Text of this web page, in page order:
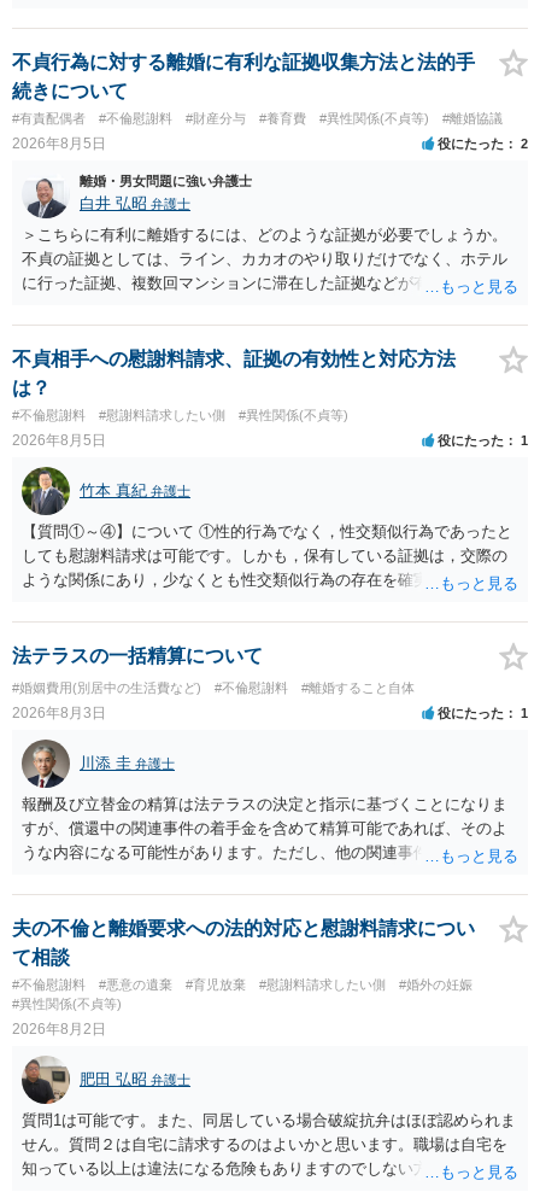
性も認められそうですので、あまり慰謝料は高額にならないように思
われます。 一度、最寄りの弁護士に相談してみてください。
不貞行為に対する離婚に有利な証拠収集方法と法的手
続きについて
#有責配偶者 #不倫慰謝料 #財産分与 #養育費 #異性関係(不貞等) #離婚協議
2026年8月5日 役にたった 2
離婚・男女問題に強い弁護士
白井 弘昭 弁護士
＞こちらに有利に離婚するには、どのような証拠が必要でしょうか。
不貞の証拠としては、ライン、カカオのやり取りだけでなく、ホテル
に行った証拠、複数回マンションに滞在した証拠などが有効です。 不
婚する、慰謝料をとるなど）ことができると思われます。 ただし、不
貞発覚後、長期間同居を続けると、不貞を許したとの評価につながる
場合がありますので、ご注意ください。 以上、ご参考まで。
不貞相手への慰謝料請求、証拠の有効性と対応方法
は？
#不倫慰謝料 #慰謝料請求したい側 #異性関係(不貞等)
2026年8月5日 役にたった 1
竹本 真紀 弁護士
【質問①～④】について ①性的行為でなく，性交類似行為であったと
しても慰謝料請求は可能です。しかも，保有している証拠は，交際の
ような関係にあり，少なくとも性交類似行為の存在を確実に証明でき
ことを窺わせるものです。）。ですから，慰謝料請求を進めることで
よいと思います。 ただ．慰謝料額については，婚姻破綻に至っていな
いとして，この点を考慮されることになるかもしれません。 ②夫との
今後のことを考えて書いてもらうか否かを検討するのがよいと思いま
す。今ある証拠以上のことを証明（証明力を強めることも含む）でき
るのであれば，前向きに検討を進めるという考え方でもよいでしょ
う。慰謝料請求としては証拠として使えることが前提であり，その価
値と夫との関係との均衡のように思います。 ③行政書士に委任をして
いるのであれば，どのような内容の委任なのか不明ですが，その行政
書士との協議になると思います。請求するか，訴訟にするか，その点
の見極めや，相手方は性交類似行為は認めているのか，それさえも否
定しているのかによって，考え方・進め方は変わってくると思いま
す。 ④性交類似行為を認めているにもかかわらず支払を拒否するので
あれば，本人（行政書士でも同じだと思います。）への対応ではあま
り変わらないように思います。減額で折り合えるなら本人様の交渉で
もよいように思いますが，ゼロかどうかの観点であれば，訴訟に進む
しかなくなるようにも思います。そうしますと，お近くの弁護士に相
談して進めることを検討した方がよいようにも思います。
法テラスの一括精算について
#婚姻費用(別居中の生活費など) #不倫慰謝料 #離婚すること自体
2026年8月3日 役にたった 1
川添 圭 弁護士
報酬及び立替金の精算は法テラスの決定と指示に基づくことになりま
すが、償還中の関連事件の着手金を含めて精算可能であれば、そのよ
うな内容になる可能性があります。ただし、他の関連事件でも相手方
情によって対応が違いますので、法テラスへお尋ねいただいた方が確
実です。
夫の不倫と離婚要求への法的対応と慰謝料請求につい
て相談
#不倫慰謝料 #悪意の遺棄 #育児放棄 #慰謝料請求したい側
#婚外の妊娠
#異性関係(不貞等)
2026年8月2日
肥田 弘昭 弁護士
質問1は可能です。また、同居している場合破綻抗弁はほぼ認められま
せん。質問２は自宅に請求するのはよいかと思います。職場は自宅を
知っている以上は違法になる危険もありますのでしない方が良いで